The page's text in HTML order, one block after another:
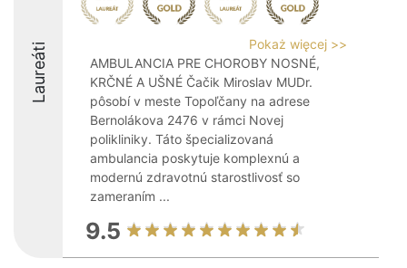
Laureáti
Pokaż więcej >>
AMBULANCIA PRE CHOROBY NOSNÉ,
KRČNÉ A UŠNÉ Čačik Miroslav MUDr.
pôsobí v meste Topoľčany na adrese
Bernolákova 2476 v rámci Novej
polikliniky. Táto špecializovaná
ambulancia poskytuje komplexnú a
modernú zdravotnú starostlivosť so
zameraním ...
9.5